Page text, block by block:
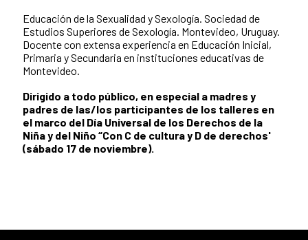
Educación de la Sexualidad y Sexología. Sociedad de
Estudios Superiores de Sexología. Montevideo, Uruguay.
Docente con extensa experiencia en Educación Inicial,
Primaria y Secundaria en instituciones educativas de
Montevideo.
Dirigido a todo público, en especial a madres y
padres de las/los participantes de los talleres en
el marco del Día Universal de los Derechos de la
Niña y del Niño “Con C de cultura y D de derechos'
(sábado 17 de noviembre).